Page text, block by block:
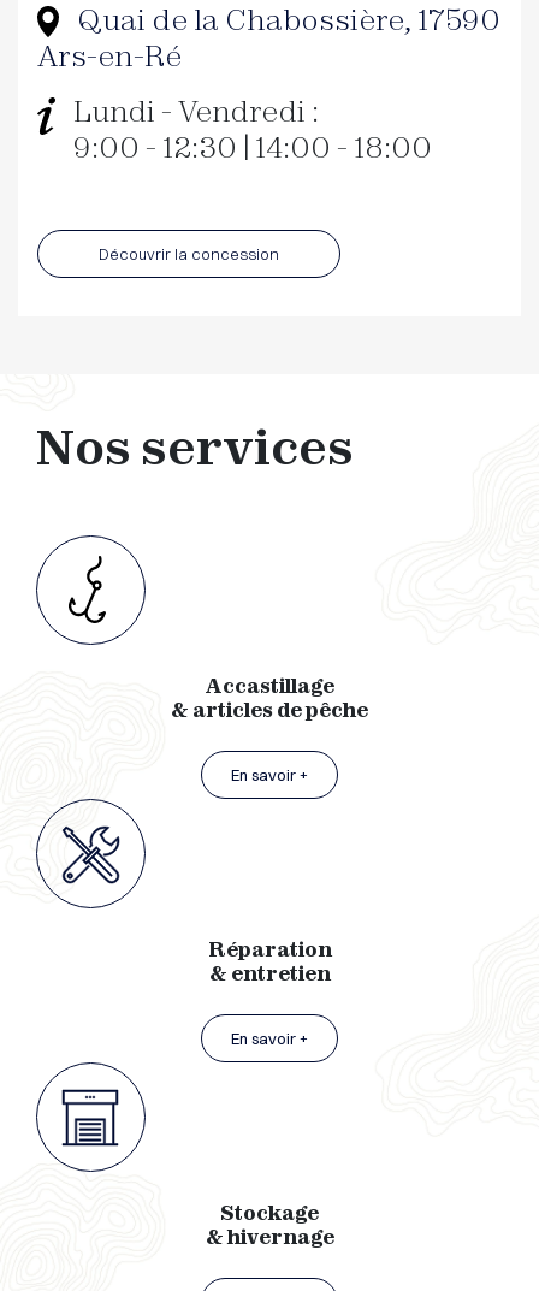
Quai de la Chabossière, 17590
Ars-en-Ré
Lundi - Vendredi :
9:00 - 12:30 | 14:00 - 18:00
Découvrir la concession
Nos services
Accastillage
& articles de pêche
En savoir +
Réparation
& entretien
En savoir +
Stockage
& hivernage